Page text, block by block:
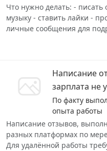
Что нужно делать: -
музыку - ставить лайки -
личные сообщения для
Написание
зарплата не
По факту
опыта работы
Написание отзывов,
разных платформах по
Для удалённой работы